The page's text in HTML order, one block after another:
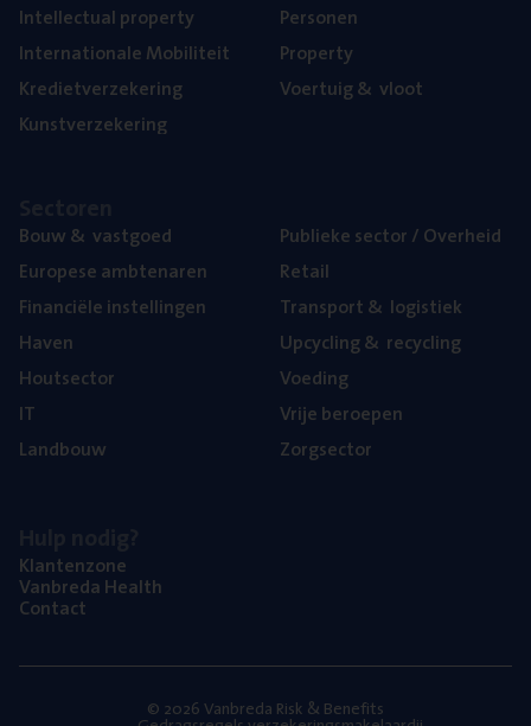
Intel­lec­tu­al property
Inter­na­ti­o­na­le Mobiliteit
Kre­diet­ver­ze­ke­ring
Kunst­ver­ze­ke­ring
Per­so­nen
Pro­per­ty
Voer­tuig& vloot
Bouw& vastgoed
Euro­pe­se ambtenaren
Finan­ci­ë­le instellingen
Haven
Hout­sec­tor
IT
Land­bouw
Publie­ke sec­tor / Overheid
Retail
Trans­port& logistiek
Upcy­cling& recycling
Voe­ding
Vrije beroe­pen
Zorg­sec­tor
Klan­ten­zo­ne
Van­b­re­da Health
Con­tact
© 2026 Vanbreda Risk & Benefits